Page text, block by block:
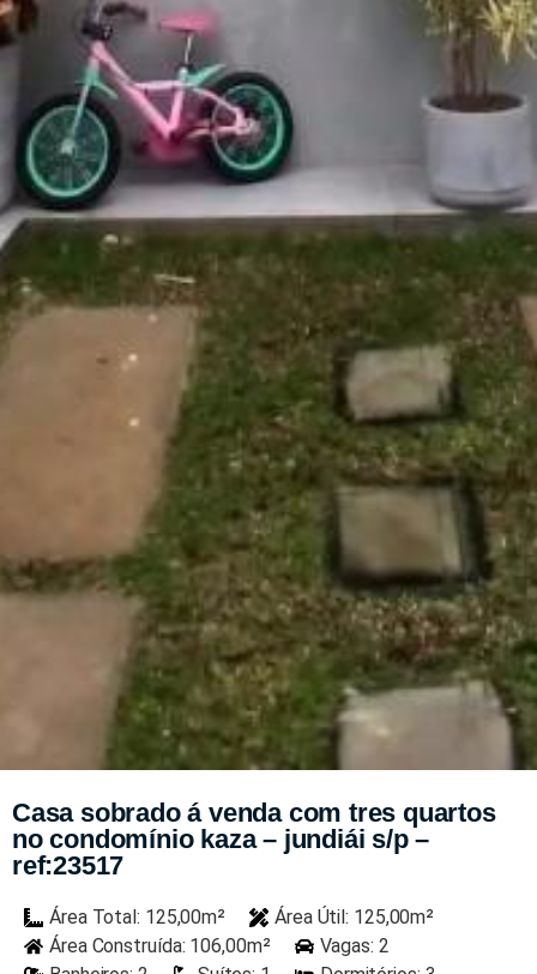
Casa sobrado á venda com tres quartos
no condomínio kaza – jundiái s/p –
ref:23517
Área Total: 125,00m²
Área Útil: 125,00m²
Área Construída: 106,00m²
Vagas: 2